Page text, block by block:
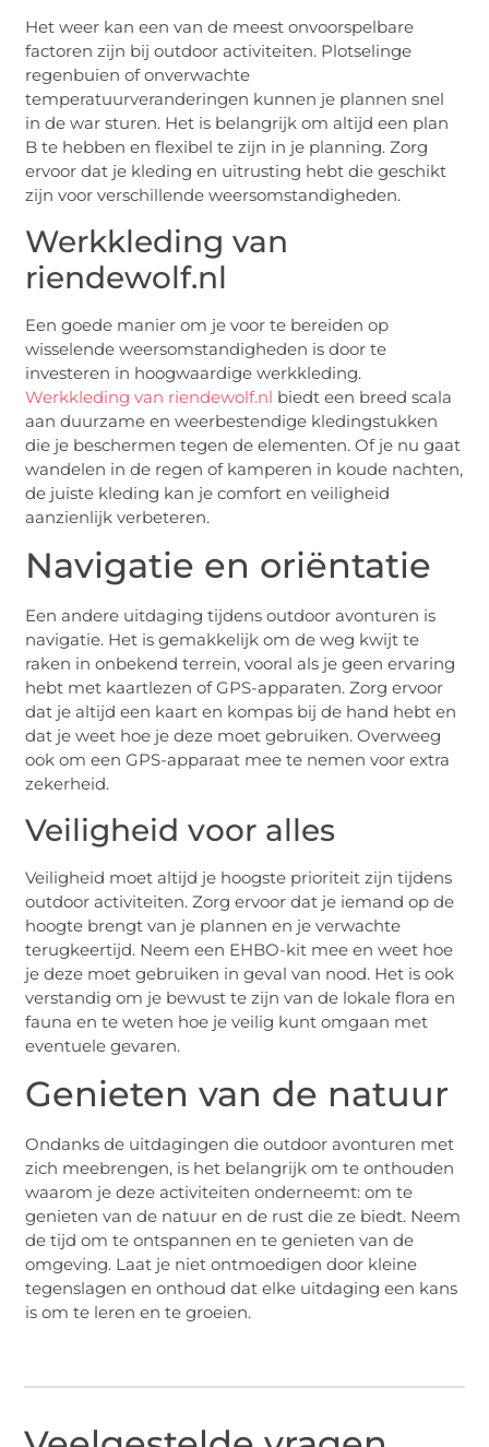
Het weer kan een van de meest onvoorspelbare
factoren zijn bij outdoor activiteiten. Plotselinge
regenbuien of onverwachte
temperatuurveranderingen kunnen je plannen snel
in de war sturen. Het is belangrijk om altijd een plan
B te hebben en flexibel te zijn in je planning. Zorg
ervoor dat je kleding en uitrusting hebt die geschikt
zijn voor verschillende weersomstandigheden.
Werkkleding van
riendewolf.nl
Een goede manier om je voor te bereiden op
wisselende weersomstandigheden is door te
investeren in hoogwaardige werkkleding.
Werkkleding van riendewolf.nl biedt een breed scala
aan duurzame en weerbestendige kledingstukken
die je beschermen tegen de elementen. Of je nu gaat
wandelen in de regen of kamperen in koude nachten,
de juiste kleding kan je comfort en veiligheid
aanzienlijk verbeteren.
Navigatie en oriëntatie
Een andere uitdaging tijdens outdoor avonturen is
navigatie. Het is gemakkelijk om de weg kwijt te
raken in onbekend terrein, vooral als je geen ervaring
hebt met kaartlezen of GPS-apparaten. Zorg ervoor
dat je altijd een kaart en kompas bij de hand hebt en
dat je weet hoe je deze moet gebruiken. Overweeg
ook om een GPS-apparaat mee te nemen voor extra
zekerheid.
Veiligheid voor alles
Veiligheid moet altijd je hoogste prioriteit zijn tijdens
outdoor activiteiten. Zorg ervoor dat je iemand op de
hoogte brengt van je plannen en je verwachte
terugkeertijd. Neem een EHBO-kit mee en weet hoe
je deze moet gebruiken in geval van nood. Het is ook
verstandig om je bewust te zijn van de lokale flora en
fauna en te weten hoe je veilig kunt omgaan met
eventuele gevaren.
Genieten van de natuur
Ondanks de uitdagingen die outdoor avonturen met
zich meebrengen, is het belangrijk om te onthouden
waarom je deze activiteiten onderneemt: om te
genieten van de natuur en de rust die ze biedt. Neem
de tijd om te ontspannen en te genieten van de
omgeving. Laat je niet ontmoedigen door kleine
tegenslagen en onthoud dat elke uitdaging een kans
is om te leren en te groeien.